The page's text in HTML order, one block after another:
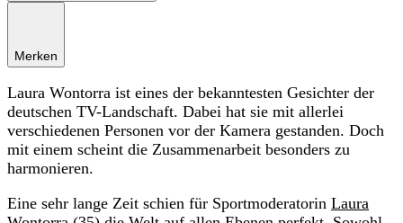
Merken
Laura Wontorra ist eines der bekanntesten Gesichter der
deutschen TV-Landschaft. Dabei hat sie mit allerlei
verschiedenen Personen vor der Kamera gestanden. Doch
mit einem scheint die Zusammenarbeit besonders zu
harmonieren.
Eine sehr lange Zeit schien für Sportmoderatorin Laura